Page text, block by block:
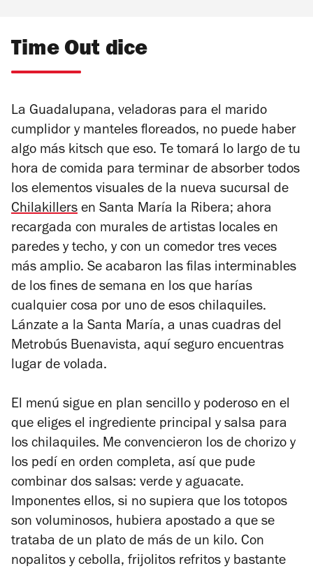
Time Out dice
La Guadalupana, veladoras para el marido
cumplidor y manteles floreados, no puede haber
algo más kitsch que eso. Te tomará lo largo de tu
hora de comida para terminar de absorber todos
los elementos visuales de la nueva sucursal de
Chilakillers en Santa María la Ribera; ahora
recargada con murales de artistas locales en
paredes y techo, y con un comedor tres veces
más amplio. Se acabaron las filas interminables
de los fines de semana en los que harías
cualquier cosa por uno de esos chilaquiles.
Lánzate a la Santa María, a unas cuadras del
Metrobús Buenavista, aquí seguro encuentras
lugar de volada.
El menú sigue en plan sencillo y poderoso en el
que eliges el ingrediente principal y salsa para
los chilaquiles. Me convencieron los de chorizo y
los pedí en orden completa, así que pude
combinar dos salsas: verde y aguacate.
Imponentes ellos, si no supiera que los totopos
son voluminosos, hubiera apostado a que se
trataba de un plato de más de un kilo. Con
nopalitos y cebolla, frijolitos refritos y bastante